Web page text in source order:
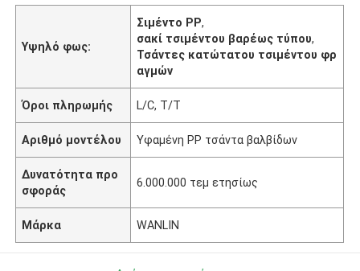
Υψηλό φως:
Σιμέντο PP,
σακί τσιμέντου βαρέως τύπου,
Τσάντες κατώτατου τσιμέντου φρ
αγμών
Όροι πληρωμής L/C, T/T
Αριθμό μοντέλου Υφαμένη PP τσάντα βαλβίδων
Δυνατότητα προ
σφοράς
6.000.000 τεμ ετησίως
Μάρκα WANLIN